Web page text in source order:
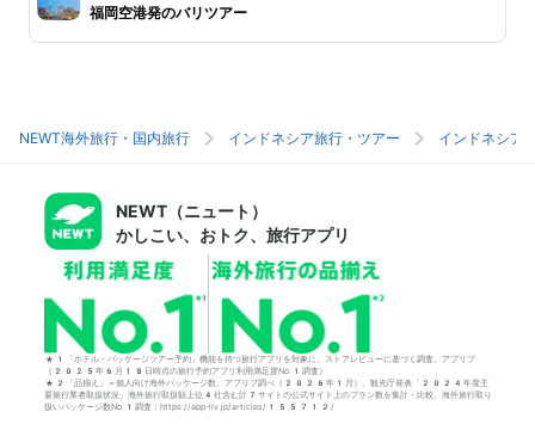
福岡空港発のバリツアー
NEWT海外旅行・国内旅行 インドネシア旅行・ツアー インドネシア
NEWT（ニュート）
かしこい、おトク、旅行アプリ
*1「ホテル・パッケージツアー予約」機能を持つ旅行アプリを対象に、ストアレビューに基づく調査。アプリブ
（2025年6月18日時点の旅行予約アプリ利用満足度No.1調査）
*2「品揃え」＝個人向け海外パッケージ数。アプリブ調べ（2026年1月）。観光庁発表「2024年度主
要旅行業者取扱状況」海外旅行取扱額上位4社含む計7サイトの公式サイト上のプラン数を集計・比較。海外旅行取り
扱いパッケージ数No.1調査：https://app-liv.jp/articles/155712/